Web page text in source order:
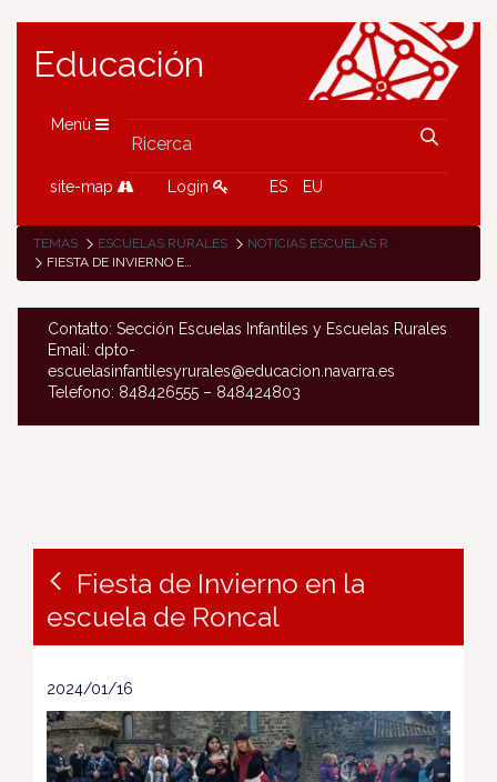
Educación
Menù
site-map Login ES EU
TEMAS ESCUELAS RURALES
NOTICIAS ESCUELAS RURALES
FIESTA DE INVIERNO EN LA ESCUELA DE RONCAL
Contatto: Sección Escuelas Infantiles y Escuelas Rurales
Email: dpto-
escuelasinfantilesyrurales@educacion.navarra.es
Telefono: 848426555 – 848424803
Fiesta de Invierno en la
escuela de Roncal
2024/01/16